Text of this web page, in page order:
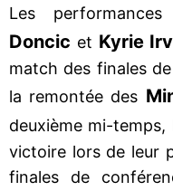
Les
Doncic et Kyrie
match des finales
la remontée des
deuxième mi-temps,
victoire lors de leur
finales de